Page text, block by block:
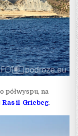
półwyspu, na
Ras il-Griebeg.